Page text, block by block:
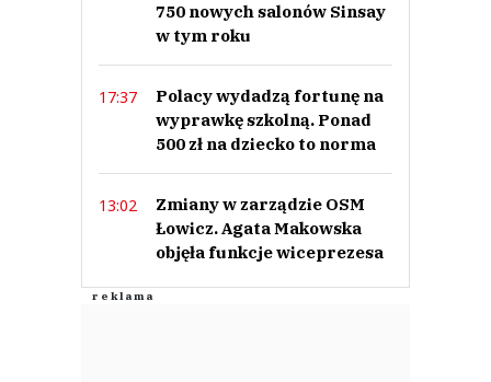
750 nowych salonów Sinsay
w tym roku
17:37
Polacy wydadzą fortunę na
wyprawkę szkolną. Ponad
500 zł na dziecko to norma
13:02
Zmiany w zarządzie OSM
Łowicz. Agata Makowska
objęła funkcje wiceprezesa